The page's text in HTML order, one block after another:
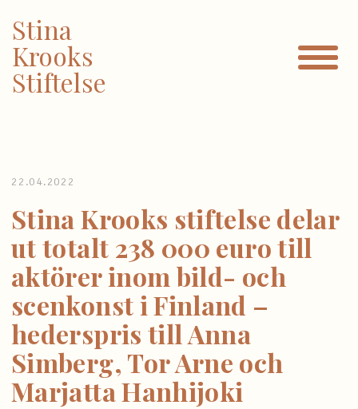
Stina
Krooks
Stiftelse
22.04.2022
Stina Krooks stiftelse delar
ut totalt 238 000 euro till
aktörer inom bild- och
scenkonst i Finland –
hederspris till Anna
Simberg, Tor Arne och
Marjatta Hanhijoki